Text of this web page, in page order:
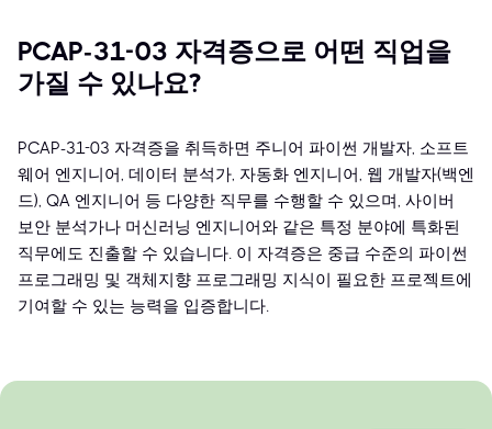
PCAP-31-03 자격증으로 어떤 직업을
가질 수 있나요?
PCAP-31-03 자격증을 취득하면 주니어 파이썬 개발자, 소프트
웨어 엔지니어, 데이터 분석가, 자동화 엔지니어, 웹 개발자(백엔
드), QA 엔지니어 등 다양한 직무를 수행할 수 있으며, 사이버
보안 분석가나 머신러닝 엔지니어와 같은 특정 분야에 특화된
직무에도 진출할 수 있습니다. 이 자격증은 중급 수준의 파이썬
프로그래밍 및 객체지향 프로그래밍 지식이 필요한 프로젝트에
기여할 수 있는 능력을 입증합니다.